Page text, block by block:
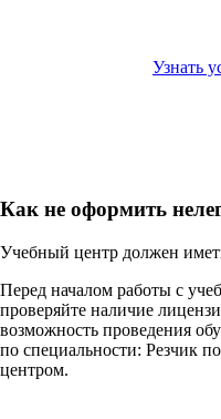
Узнать
Как не оформить
Учебный центр должен
Перед началом работы с
проверяйте наличие
возможность проведения
по специальности: Резчик
центром.